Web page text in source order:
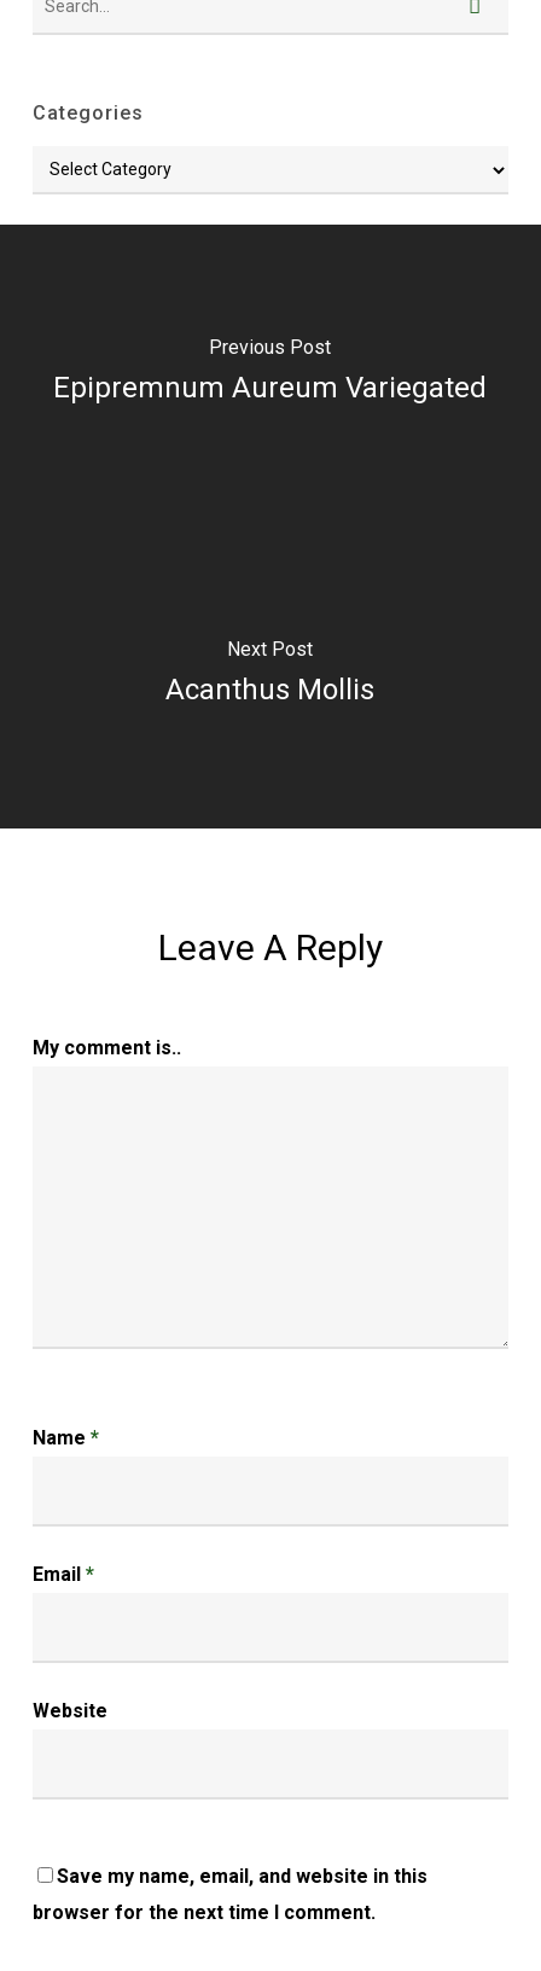
Categories
Categories
Previous Post
Epipremnum Aureum Variegated
Next Post
Acanthus Mollis
Leave A Reply
My comment is..
Name *
Email *
Website
Save my name, email, and website in this
browser for the next time I comment.